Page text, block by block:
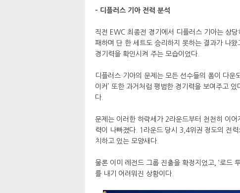
- 디플러스 기아 전력 분석
직전 EWC 최종전 경기에서 디플러스 기아는 상
패하며 단 한 세트도 승리하지 못하는 결과가 나
경기력을 확인시켜 주는 모습이었다.
디플러스 기아의 문제는 모든 선수들의 폼이 다운
이커’ 또한 과거처럼 평범한 경기력을 보여주고 있
다.
문제는 이러한 하락세가 2라운드부터 천천히 이
력이 나빠졌다. 1라운드 당시 3,4위권 정도의 전
치하고 있는 모양새다.
물론 이미 레전드 그룹 진출을 확정지었고, ‘로드
를 내기 어려워진 상황이다.